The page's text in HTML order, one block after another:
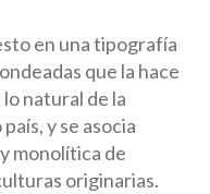
en una tipografía
que la hace
lo natural de la
y se asocia
monolítica de
originarias.